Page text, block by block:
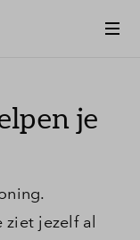
je
jezelf al